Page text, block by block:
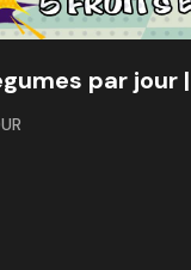
par jour